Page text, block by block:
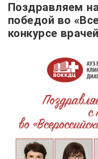
Поздравляем
победой во
конкурсе